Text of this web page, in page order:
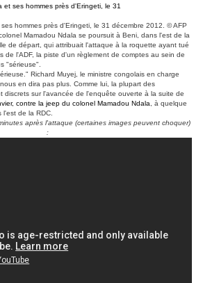
hommes près d'Eringeti, le 31 décembre 2012. © AFP
Mamadou Ndala se poursuit à Beni, dans l'est de la
de départ, qui attribuait l'attaque à la roquette ayant tué
de l'ADF, la piste d'un règlement de comptes au sein de
"sérieuse".
Richard Muyej, le ministre congolais en charge
en dira pas plus. Comme lui, la plupart des
discrets sur l'avancée de l'enquête ouverte à la suite de
contre la jeep du colonel Mamadou Ndala, à quelque
l'est de la RDC.
après l'attaque (certaines images peuvent choquer)
: